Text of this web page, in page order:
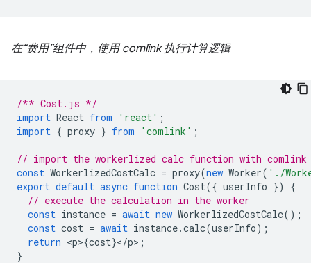
在“费用”组件中，使用 comlink 执行计算逻辑
/** Cost.js */
import React from 'react' ;
import { proxy } from 'comlink' ;
// import the workerlized calc function with comlink
const WorkerlizedCostCalc = proxy(new Worker( './
export default async function Cost({ userInfo })
{
// execute the calculation in the worker
const instance = await new WorkerlizedCostCalc();
const cost = await instance.calc(userInfo);
return <p>{cost}</p> ;
}